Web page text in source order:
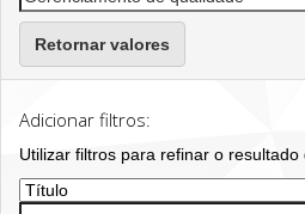
Retornar valores
Adicionar filtros:
Utilizar filtros para refinar o resultado